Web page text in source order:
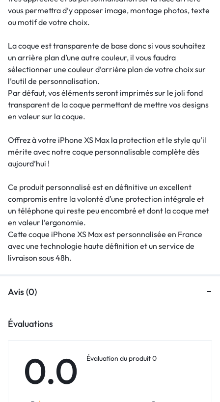
vous permettra d’y apposer image, montage photos, texte
ou motif de votre choix.
La coque est transparente de base donc si vous souhaitez
un arrière plan d’une autre couleur, il vous faudra
sélectionner une couleur d’arrière plan de votre choix sur
l’outil de personnalisation.
Par défaut, vos éléments seront imprimés sur le joli fond
transparent de la coque permettant de mettre vos designs
en valeur sur la coque.
Offrez à votre iPhone XS Max la protection et le style qu’il
mérite avec notre coque personnalisable complète dès
aujourd’hui !
Ce produit personnalisé est en définitive un excellent
compromis entre la volonté d’une protection intégrale et
un téléphone qui reste peu encombré et dont la coque met
en valeur l’ergonomie.
Cette coque iPhone XS Max est personnalisée en France
avec une technologie haute définition et un service de
livraison sous 48h.
Avis (0)
Évaluations
0.0 Évaluation du produit 0